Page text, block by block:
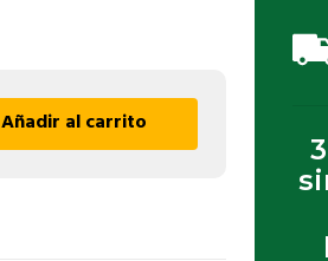
Añadir al carrito